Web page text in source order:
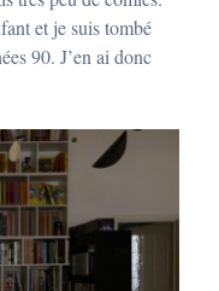
et je suis tombé
90. J’en ai donc